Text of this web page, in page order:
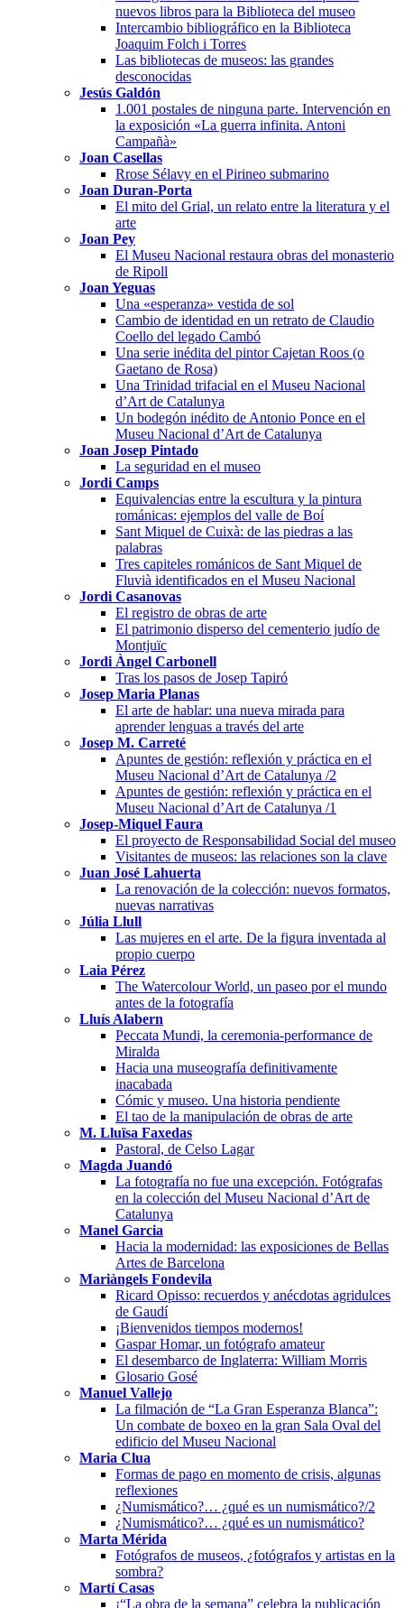
nuevos libros para la Biblioteca del museo
Intercambio bibliográfico en la Biblioteca
Joaquim Folch i Torres
Las bibliotecas de museos: las grandes
desconocidas
Jesús Galdón
1.001 postales de ninguna parte. Intervención en
la exposición «La guerra infinita. Antoni
Campañà»
Joan Casellas
Rrose Sélavy en el Pirineo submarino
Joan Duran-Porta
El mito del Grial, un relato entre la literatura y el
arte
Joan Pey
El Museu Nacional restaura obras del monasterio
de Ripoll
Joan Yeguas
Una «esperanza» vestida de sol
Cambio de identidad en un retrato de Claudio
Coello del legado Cambó
Una serie inédita del pintor Cajetan Roos (o
Gaetano de Rosa)
Una Trinidad trifacial en el Museu Nacional
d’Art de Catalunya
Un bodegón inédito de Antonio Ponce en el
Museu Nacional d’Art de Catalunya
Joan Josep Pintado
La seguridad en el museo
Jordi Camps
Equivalencias entre la escultura y la pintura
románicas: ejemplos del valle de Boí
Sant Miquel de Cuixà: de las piedras a las
palabras
Tres capiteles románicos de Sant Miquel de
Fluvià identificados en el Museu Nacional
Jordi Casanovas
El registro de obras de arte
El patrimonio disperso del cementerio judío de
Montjuïc
Jordi Àngel Carbonell
Tras los pasos de Josep Tapiró
Josep Maria Planas
El arte de hablar: una nueva mirada para
aprender lenguas a través del arte
Josep M. Carreté
Apuntes de gestión: reflexión y práctica en el
Museu Nacional d’Art de Catalunya /2
Apuntes de gestión: reflexión y práctica en el
Museu Nacional d’Art de Catalunya /1
Josep-Miquel Faura
El proyecto de Responsabilidad Social del museo
Visitantes de museos: las relaciones son la clave
Juan José Lahuerta
La renovación de la colección: nuevos formatos,
nuevas narrativas
Júlia Llull
Las mujeres en el arte. De la figura inventada al
propio cuerpo
Laia Pérez
The Watercolour World, un paseo por el mundo
antes de la fotografía
Lluís Alabern
Peccata Mundi, la ceremonia-performance de
Miralda
Hacia una museografía definitivamente
inacabada
Cómic y museo. Una historia pendiente
El tao de la manipulación de obras de arte
M. Lluïsa Faxedas
Pastoral, de Celso Lagar
Magda Juandó
La fotografía no fue una excepción. Fotógrafas
en la colección del Museu Nacional d’Art de
Catalunya
Manel Garcia
Hacia la modernidad: las exposiciones de Bellas
Artes de Barcelona
Mariàngels Fondevila
Ricard Opisso: recuerdos y anécdotas agridulces
de Gaudí
¡Bienvenidos tiempos modernos!
Gaspar Homar, un fotógrafo amateur
El desembarco de Inglaterra: William Morris
Glosario Gosé
Manuel Vallejo
La filmación de “La Gran Esperanza Blanca”:
Un combate de boxeo en la gran Sala Oval del
edificio del Museu Nacional
Maria Clua
Formas de pago en momento de crisis, algunas
reflexiones
¿Numismático?… ¿qué es un numismático?/2
¿Numismático?… ¿qué es un numismático?
Marta Mérida
Fotógrafos de museos, ¿fotógrafos y artistas en la
sombra?
Martí Casas
¡“La obra de la semana” celebra la publicación